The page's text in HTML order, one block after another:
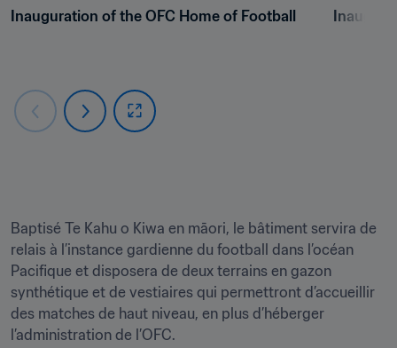
Inauguration of the OFC Home of Football
Baptisé Te Kahu o Kiwa en māori, le bâtiment servira de
relais à l’instance gardienne du football dans l’océan
Pacifique et disposera de deux terrains en gazon
synthétique et de vestiaires qui permettront d’accueillir
des matches de haut niveau, en plus d’héberger
l’administration de l’OFC.